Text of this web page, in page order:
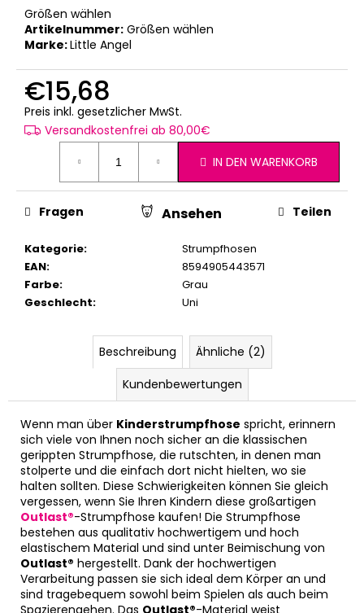
Größen wählen
Artikelnummer: Größen wählen
Marke:Little Angel
€15,68
Preis inkl. gesetzlicher MwSt.
Versandkostenfrei ab 80,00€
IN DEN WARENKORB
Kategorie:
Strumpfhosen
EAN:
8594905443571
Farbe:
Grau
Geschlecht: Uni
Fragen Ansehen Teilen
Beschreibung
Ähnliche (2)
Kundenbewertungen
Wenn man über Kinderstrumpfhose spricht, erinnern
sich viele von Ihnen noch sicher an die klassischen
gerippten Strumpfhose, die rutschten, in denen man
stolperte und die einfach dort nicht hielten, wo sie
halten sollten. Diese Schwierigkeiten können Sie gleich
vergessen, wenn Sie Ihren Kindern diese großartigen
Outlast®-Strumpfhose kaufen! Die Strumpfhose
bestehen aus qualitativ hochwertigem und hoch
elastischem Material und sind unter Beimischung von
Outlast® hergestellt. Dank der hochwertigen
Verarbeitung passen sie sich ideal dem Körper an und
sind tragebequem sowohl beim Spielen als auch beim